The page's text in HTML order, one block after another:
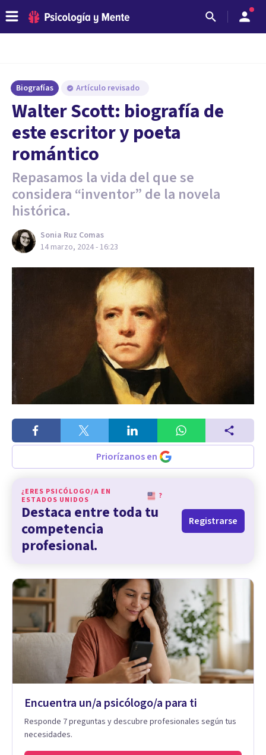
Biografías Artículo revisado
Walter Scott: biografía de
este escritor y poeta
romántico
Repasamos la vida del que se
considera “inventor” de la novela
histórica.
Sonia Ruz Comas
14 marzo, 2024 - 16:23
Priorízanos en
¿ERES PSICÓLOGO/A EN
ESTADOS UNIDOS
?
Destaca entre toda tu
competencia
profesional.
Registrarse
Encuentra un/a psicólogo/a para ti
Responde 7 preguntas y descubre profesionales según tus
necesidades.